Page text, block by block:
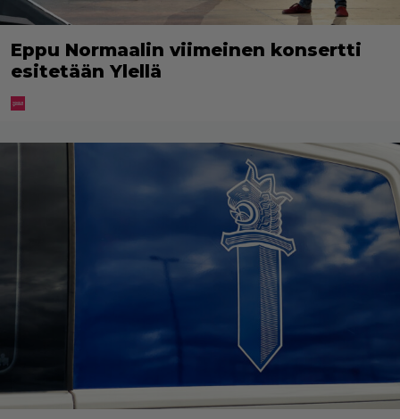
Eppu Normaalin viimeinen konsertti
esitetään Ylellä